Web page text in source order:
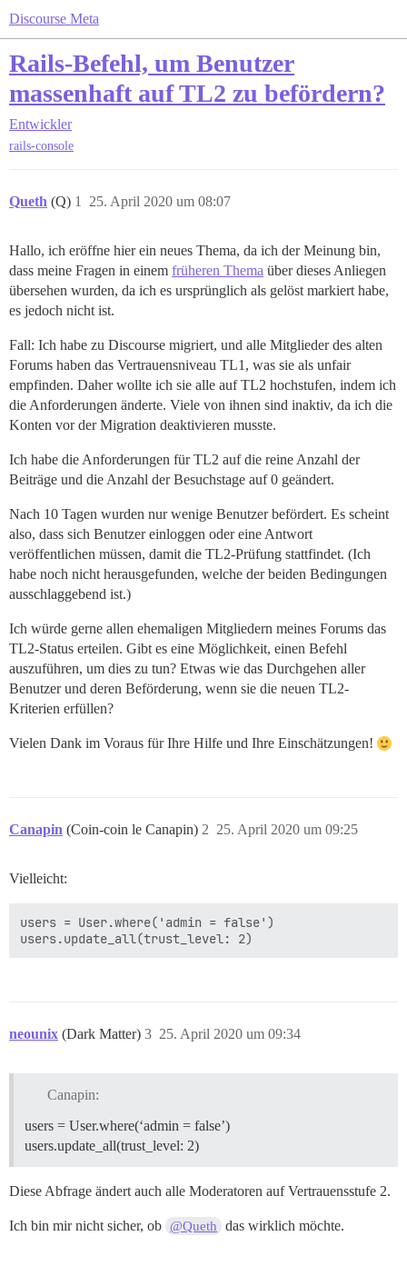
Discourse Meta
Rails-Befehl, um Benutzer
massenhaft auf TL2 zu befördern?
Entwickler
rails-console
Queth (Q) 25. April 2020 um 08:07
1
Hallo, ich eröffne hier ein neues Thema, da ich der Meinung bin,
dass meine Fragen in einem früheren Thema über dieses Anliegen
übersehen wurden, da ich es ursprünglich als gelöst markiert habe,
es jedoch nicht ist.
Fall: Ich habe zu Discourse migriert, und alle Mitglieder des alten
Forums haben das Vertrauensniveau TL1, was sie als unfair
empfinden. Daher wollte ich sie alle auf TL2 hochstufen, indem ich
die Anforderungen änderte. Viele von ihnen sind inaktiv, da ich die
Konten vor der Migration deaktivieren musste.
Ich habe die Anforderungen für TL2 auf die reine Anzahl der
Beiträge und die Anzahl der Besuchstage auf 0 geändert.
Nach 10 Tagen wurden nur wenige Benutzer befördert. Es scheint
also, dass sich Benutzer einloggen oder eine Antwort
veröffentlichen müssen, damit die TL2-Prüfung stattfindet. (Ich
habe noch nicht herausgefunden, welche der beiden Bedingungen
ausschlaggebend ist.)
Ich würde gerne allen ehemaligen Mitgliedern meines Forums das
TL2-Status erteilen. Gibt es eine Möglichkeit, einen Befehl
auszuführen, um dies zu tun? Etwas wie das Durchgehen aller
Benutzer und deren Beförderung, wenn sie die neuen TL2-
Kriterien erfüllen?
Vielen Dank im Voraus für Ihre Hilfe und Ihre Einschätzungen!
Canapin (Coin-coin le Canapin) 25. April 2020 um 09:25
2
Vielleicht:
users = User.where('admin = false')
neounix (Dark Matter) 25. April 2020 um 09:34
3
Canapin:
users = User.where(‘admin = false’)
users.update_all(trust_level: 2)
Diese Abfrage ändert auch alle Moderatoren auf Vertrauensstufe 2.
Ich bin mir nicht sicher, ob @Queth das wirklich möchte.